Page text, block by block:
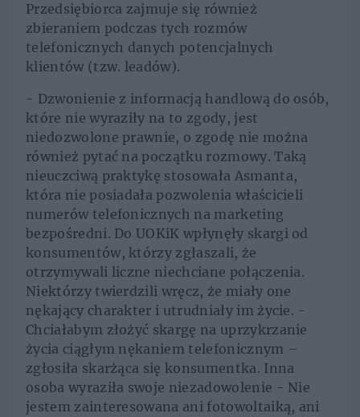
Przedsiębiorca zajmuje się również
zbieraniem podczas tych rozmów
telefonicznych danych potencjalnych
klientów (tzw. leadów).
- Dzwonienie z informacją handlową do osób,
które nie wyraziły na to zgody, jest
niedozwolone prawnie, o zgodę nie można
również pytać na początku rozmowy. Taką
nieuczciwą praktykę stosowała Asmanta,
która nie posiadała pozwolenia właścicieli
numerów telefonicznych na marketing
bezpośredni. Do UOKiK wpłynęły skargi od
konsumentów, którzy zgłaszali, że
otrzymywali liczne niechciane połączenia.
Niektórzy twierdzili wręcz, że miały one
nękający charakter i utrudniały im życie. -
Chciałabym złożyć skargę na uprzykrzanie
życia ciągłym nękaniem telefonicznym –
zgłosiła skarżąca się konsumentka. Inna
osoba wyraziła swoje niezadowolenie - Nie
jestem zainteresowana ani fotowoltaiką, ani